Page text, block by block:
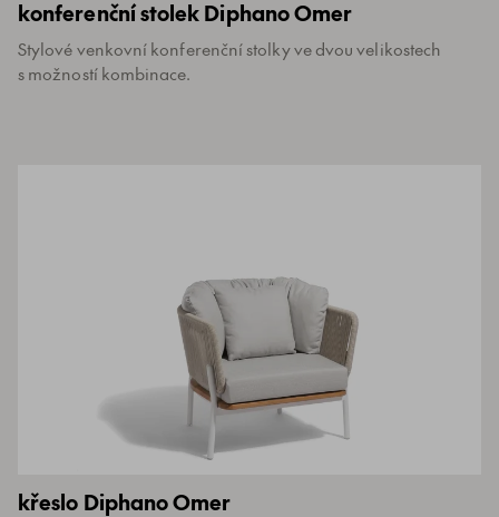
konferenční stolek Diphano Omer
Stylové venkovní konferenční stolky ve dvou velikostech
s možností kombinace.
křeslo Diphano Omer